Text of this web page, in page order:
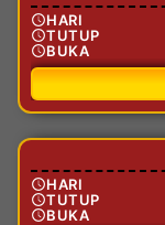
HARI
TUTUP
BUKA
HARI
TUTUP
BUKA